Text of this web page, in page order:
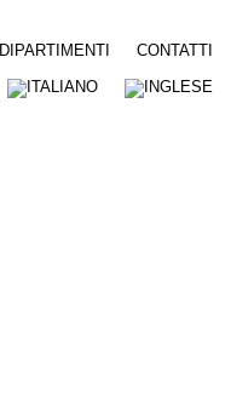
DIPARTIMENTI
CONTATTI